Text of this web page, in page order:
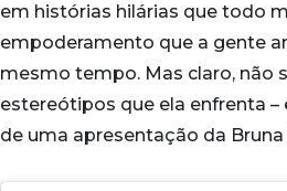
em histórias hilárias que todo
empoderamento que a gente
mesmo tempo. Mas claro, não
estereótipos que ela enfrenta
de uma apresentação da Bruna